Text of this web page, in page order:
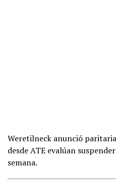
Weretilneck anunció
desde ATE evalúan
semana.